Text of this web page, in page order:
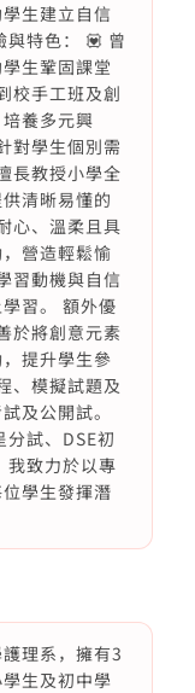
生建立自信
與特色： 💟 曾
生鞏固課堂
校手工班及創
養多元興
對學生個別需
長教授小學全
清晰易懂的
心、溫柔且具
營造輕鬆愉
習動機與自信
習。 額外優
於將創意元素
提升學生參
、模擬試題及
及公開試。
試、DSE初
我致力於以專
學生發揮潛
理系，擁有3
生及初中學